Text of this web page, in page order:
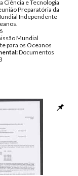
Ciência e Tecnologia
Preparatória da
Independente
Mundial
para os Oceanos
Documentos